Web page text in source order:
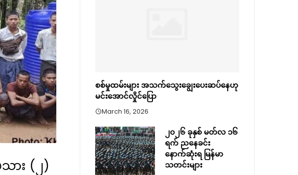
ား (၂)
စစ်မှုထမ်းများ အသက်သွေးချွေးပေးဆပ်နေဟု
မင်းအောင်လှိုင်ပြော
March 16, 2026
၂၀၂၆ ခုနှစ် မတ်လ ၁၆
ရက် ညနေခင်း
နောက်ဆုံးရ မြန်မာ
သတင်းများ